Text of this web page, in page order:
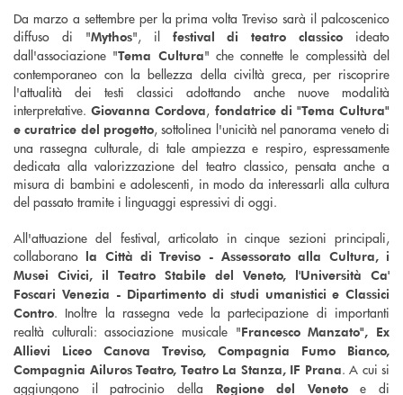
Da marzo a settembre per la prima volta Treviso sarà il palcoscenico
diffuso di "Mythos", il festival di teatro classico ideato
dall'associazione "Tema Cultura" che connette le complessità del
contemporaneo con la bellezza della civiltà greca, per riscoprire
l'attualità dei testi classici adottando anche nuove modalità
interpretative.Giovanna Cordova, fondatrice di "Tema Cultura"
e curatrice del progetto, sottolinea l'unicità nel panorama veneto di
una rassegna culturale, di tale ampiezza e respiro, espressamente
dedicata alla valorizzazione del teatro classico, pensata anche a
misura di bambini e adolescenti, in modo da interessarli alla cultura
del passato tramite i linguaggi espressivi di oggi.
All'attuazione del festival, articolato in cinque sezioni principali,
collaborano la Città di Treviso - Assessorato alla Cultura, i
Musei Civici, il Teatro Stabile del Veneto, l'Università Ca'
Foscari Venezia - Dipartimento di studi umanistici e Classici
Contro. Inoltre la rassegna vede la partecipazione di importanti
realtà culturali: associazione musicale "Francesco Manzato", Ex
Allievi Liceo Canova Treviso, Compagnia Fumo Bianco,
Compagnia Ailuros Teatro, Teatro La Stanza, IF Prana. A cui si
aggiungono il patrocinio della
Regione del Venetoe di